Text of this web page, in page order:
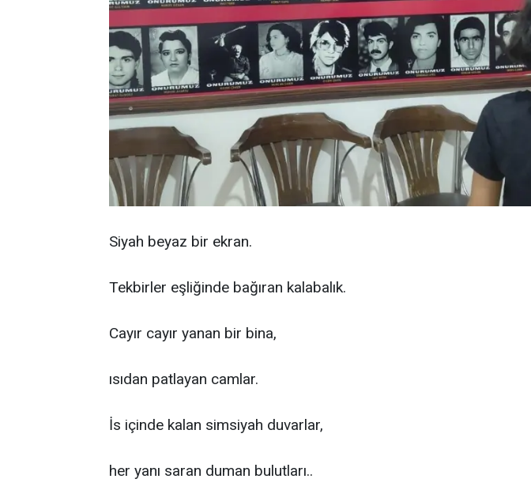
Siyah beyaz bir ekran.
Tekbirler eşliğinde bağıran kalabalık.
Cayır cayır yanan bir bina,
ısıdan patlayan camlar.
İs içinde kalan simsiyah duvarlar,
her yanı saran duman bulutları..